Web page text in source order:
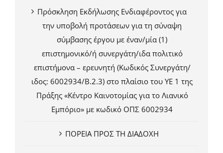
Πρόσκληση Εκδήλωσης Ενδιαφέροντος για
την υποβολή προτάσεων για τη σύναψη
σύμβασης έργου με έναν/μία (1)
επιστημονικό/ή συνεργάτη/ιδα πολιτικό
επιστήμονα – ερευνητή (Κωδικός Συνεργάτη/
ιδος: 6002934/Β.2.3) στο πλαίσιο του ΥΕ 1 της
Πράξης «Κέντρο Καινοτομίας για το Λιανικό
Εμπόριο» με κωδικό ΟΠΣ 6002934
ΠΟΡΕΙΑ ΠΡΟΣ ΤΗ ΔΙΑΔΟΧΗ